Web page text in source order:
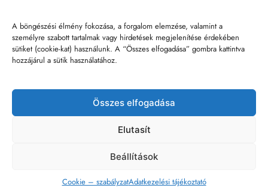
A böngészési élmény fokozása, a forgalom elemzése, valamint a
személyre szabott tartalmak vagy hirdetések megjelenítése érdekében
sütiket (cookie-kat) használunk. A “Összes elfogadása” gombra kattintva
hozzájárul a sütik használatához.
Összes elfogadása
Elutasít
Beállítások
Cookie – szabályzatAdatkezelési tájékoztató